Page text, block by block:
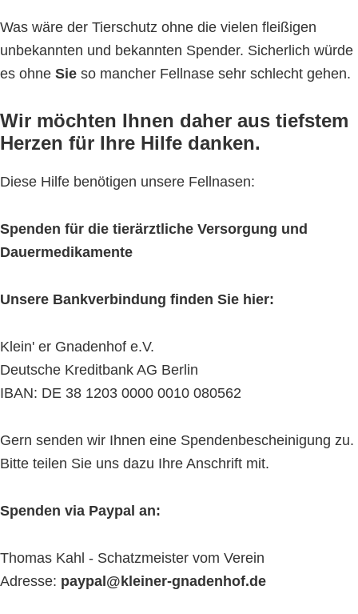
Was wäre der Tierschutz ohne die vielen fleißigen
unbekannten und bekannten Spender. Sicherlich würde
es ohne Sie so mancher Fellnase sehr schlecht gehen.
Wir möchten Ihnen daher aus tiefstem
Herzen für Ihre Hilfe danken.
Diese Hilfe benötigen unsere Fellnasen:
Spenden für die tierärztliche Versorgung und
Dauermedikamente
Unsere Bankverbindung finden Sie hier:
Klein' er Gnadenhof e.V.
Deutsche Kreditbank AG Berlin
IBAN: DE 38 1203 0000 0010 080562
Gern senden wir Ihnen eine Spendenbescheinigung zu.
Bitte teilen Sie uns dazu Ihre Anschrift mit.
Spenden via Paypal an:
Thomas Kahl - Schatzmeister vom Verein
Adresse: paypal@kleiner-gnadenhof.de